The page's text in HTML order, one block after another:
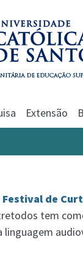
Extensão
de
tem
linguagem